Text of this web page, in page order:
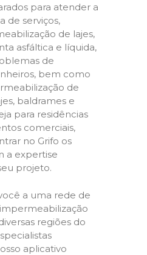
para atender a
de serviços,
de lajes,
asfáltica e líquida,
de
bem como
de
baldrames e
para residências
comerciais,
no Grifo os
a expertise
projeto.
a uma rede de
regiões do
aplicativo